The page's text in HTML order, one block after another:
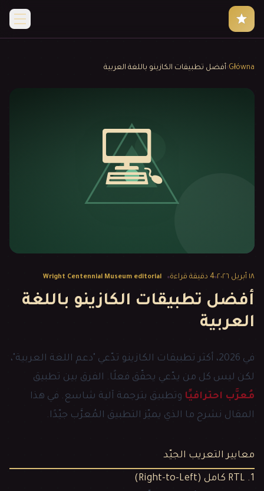
Główna
›أفضل تطبيقات الكازينو باللغة العربية
💻
١٨ أبريل ٢٠٢٦ 4 دقيقة قراءة Wright Centennial Museum editorial
أفضل تطبيقات الكازينو باللغة
العربية
في 2026، أكثر تطبيقات الكازينو تدّعي "دعم اللغة العربية"،
لكن ليس كل من يدّعي يحقّق فعلًا. الفرق بين تطبيق
مُعرَّب احترافيًا وتطبيق بترجمة آلية شاسع. في هذا
المقال نشرح ما الذي يميّز التطبيق المُعرَّب جيّدًا.
معايير التعريب الجيّد
1. RTL كامل (Right-to-Left)